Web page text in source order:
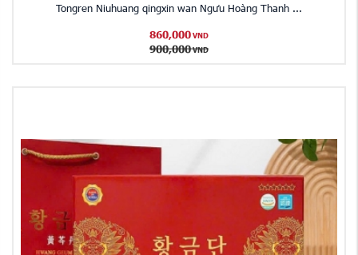
Tongren Niuhuang qingxin wan Ngưu Hoàng Thanh ...
860,000 VND
900,000 VND